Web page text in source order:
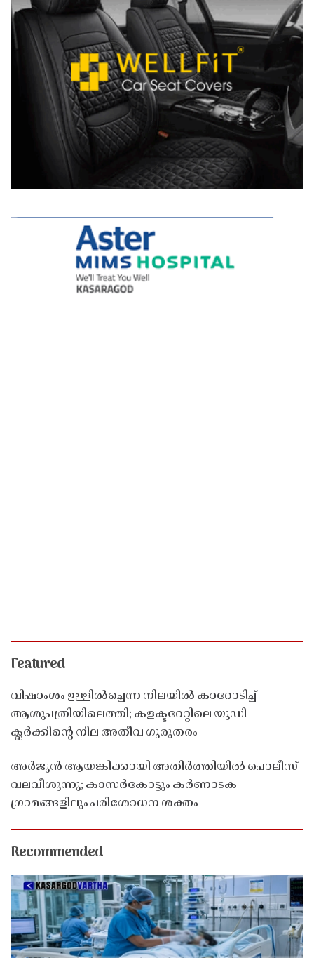
Featured
വിഷാംശം ഉള്ളിൽച്ചെന്ന നിലയിൽ കാറോടിച്ച്
ആശുപത്രിയിലെത്തി; കളക്ടറേറ്റിലെ യുഡി
ക്ലർക്കിൻ്റെ നില അതീവ ഗുരുതരം
അർജുൻ ആയങ്കിക്കായി അതിർത്തിയിൽ പൊലീസ്
വലവീശുന്നു; കാസർകോട്ടും കർണാടക
ഗ്രാമങ്ങളിലും പരിശോധന ശക്തം
Recommended